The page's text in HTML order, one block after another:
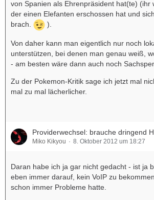
von Spanien als Ehrenpräsident hat(te) (ihr
der einen Elefanten erschossen hat und
brach.
).
Von daher kann man eigentlich nur noch
unterstützen, bei denen man genau weiß,
- am besten wäre dann auch noch
Zu der Pokemon-Kritik sage ich jetzt mal
mal zu mal lächerlicher.
Providerwechsel: brauche dringend
Miko Kikyou 8. Oktober 2012 um 18:27
Daran habe ich ja gar nicht gedacht - ist ja
eben immer darauf, kein VoIP zu
schon immer Probleme hatte.